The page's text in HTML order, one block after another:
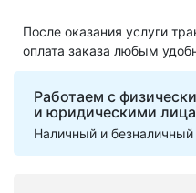
После оказания услуги
оплата заказа любым
Работаем с
и юридическими
Наличный и безналичный